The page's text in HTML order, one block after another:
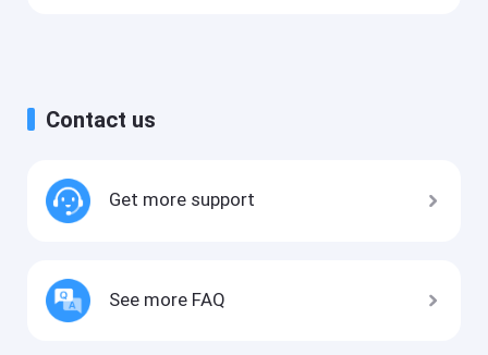
Contact us
Get more support
See more FAQ